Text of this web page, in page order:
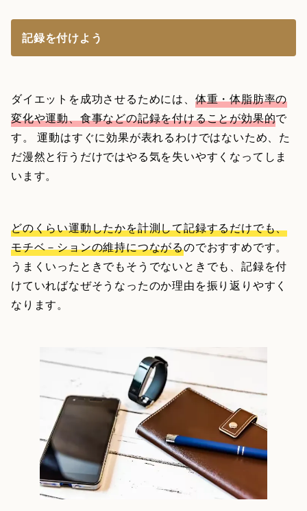
記録を付けよう
ダイエットを成功させるためには、 体重・体脂肪率の
変化や運動、食事などの記録を付けることが効果的で
す。 運動はすぐに効果が表れるわけではないため、た
だ漫然と行うだけではやる気を失いやすくなってしま
います。
どのくらい運動したかを計測して記録するだけでも、
モチベ－ションの維持につながるのでおすすめです。
うまくいったときでもそうでないときでも、記録を付
けていればなぜそうなったのか理由を振り返りやすく
なります。